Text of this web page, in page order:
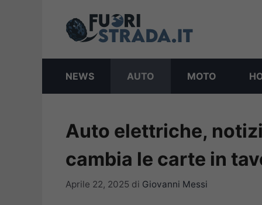
NEWS AUTO MOTO
Auto elettriche,
cambia le carte in
Aprile 22, 2025 di Giovanni Messi